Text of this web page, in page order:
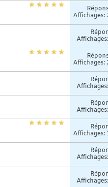
Affichages:
Affichages:
Affichages: